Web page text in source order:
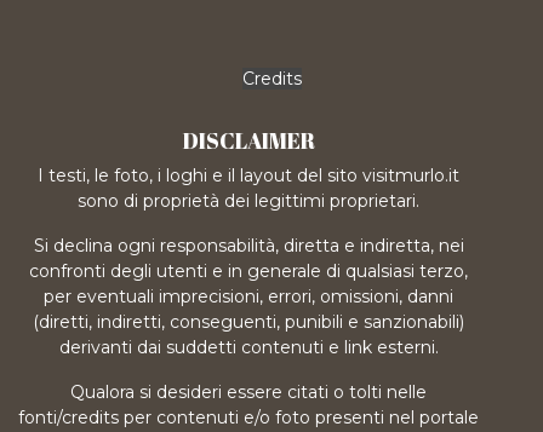
Credits
DISCLAIMER
I testi, le foto, i loghi e il layout del sito visitmurlo.it
sono di proprietà dei legittimi proprietari.
Si declina ogni responsabilità, diretta e indiretta, nei
confronti degli utenti e in generale di qualsiasi terzo,
per eventuali imprecisioni, errori, omissioni, danni
(diretti, indiretti, conseguenti, punibili e sanzionabili)
derivanti dai suddetti contenuti e link esterni.
Qualora si desideri essere citati o tolti nelle
fonti/credits per contenuti e/o foto presenti nel portale